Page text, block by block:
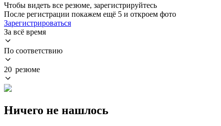
Чтобы видеть все резюме, зарегистрируйтесь
После регистрации покажем ещё 5 и откроем фото
Зарегистрироваться
За всё время
По соответствию
20 резюме
Ничего не нашлось